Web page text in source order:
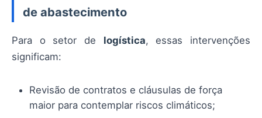
de abastecimento
Para o setor de logística, essas intervenções
significam:
Revisão de contratos e cláusulas de força
maior para contemplar riscos climáticos;